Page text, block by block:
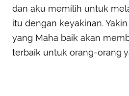
dan aku memilih untuk
itu dengan keyakinan.
yang Maha baik akan
terbaik untuk orang-orang